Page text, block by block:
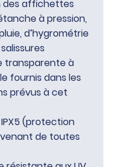
des affichettes
à pression,
d’hygrométrie
transparente à
fournis dans les
prévus à cet
(protection
de toutes